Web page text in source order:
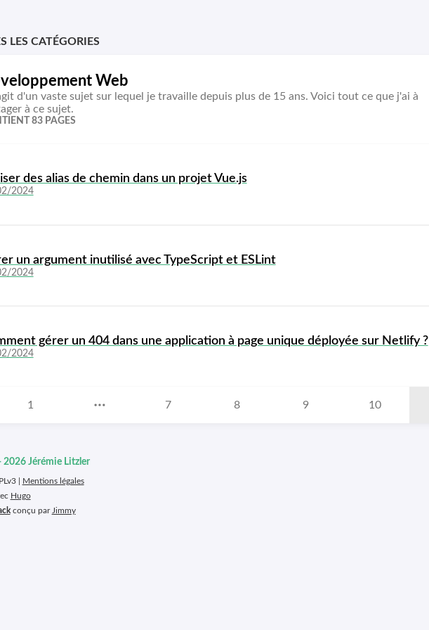
LES CATÉGORIES
Web
d'un vaste sujet sur lequel je travaille depuis plus de 15 ans. Voici tout ce que j'ai à
à ce sujet.
83 PAGES
des alias de chemin dans un projet Vue.js
2024
un argument inutilisé avec TypeScript et ESLint
2024
gérer un 404 dans une application à page unique déployée sur Netlify ?
2024
1 7 8 9 10
Jérémie Litzler
|
Mentions légales
Hugo
conçu par Jimmy